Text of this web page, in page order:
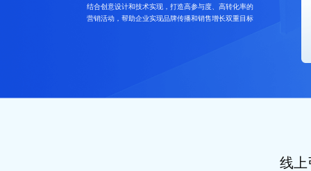
结合创意设计和技术实现，打造高参与度、高转化率的
营销活动，帮助企业实现品牌传播和销售增长双重目标
线上